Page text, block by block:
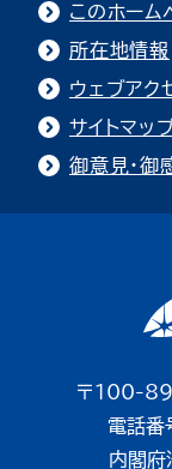
このホーム
所在地情報
ウェブアク
サイトマッ
御意見・御
〒100-
電話
内閣